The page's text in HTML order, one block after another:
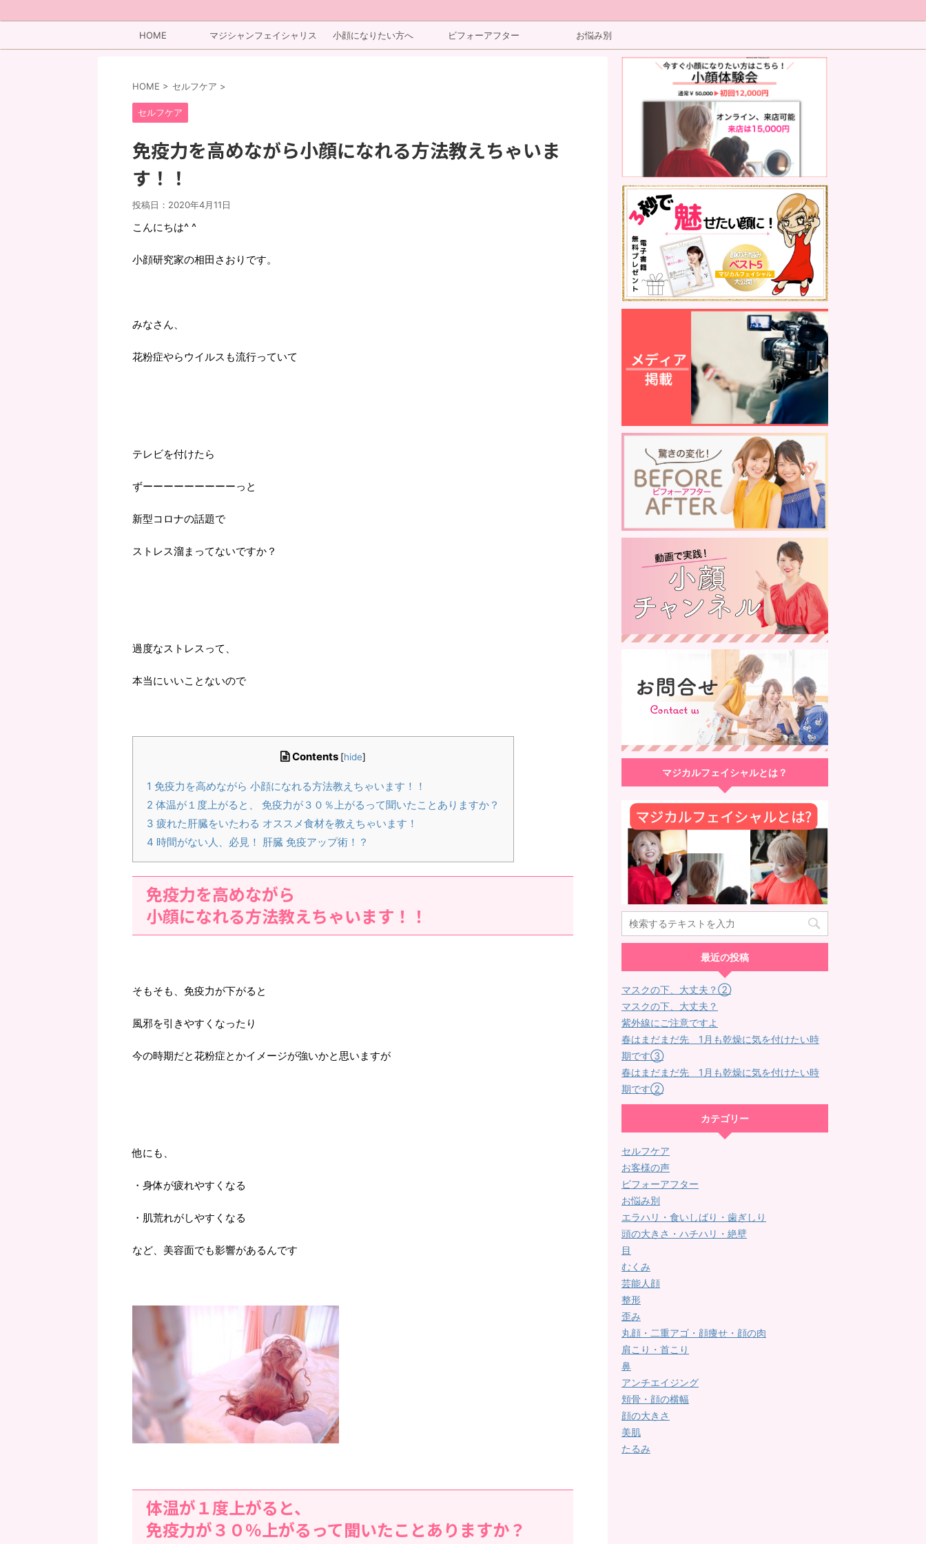
HOME マジシャンフェイシャリス 小顔になりたい方へ ビフォーアフター お悩み別
HOME > セルフケア >
セルフケア
免疫力を高めながら小顔になれる方法教えちゃいま
す！！
投稿日： 2020年4月11日
こんにちは^ ^
小顔研究家の相田さおりです。
みなさん、
花粉症やらウイルスも流行っていて
テレビを付けたら
ずーーーーーーーーーっと
新型コロナの話題で
ストレス溜まってないですか？
過度なストレスって、
本当にいいことないので
Contents [hide]
1 免疫力を高めながら 小顔になれる方法教えちゃいます！！
2 体温が１度上がると、 免疫力が３０％上がるって聞いたことありますか？
3 疲れた肝臓をいたわる オススメ食材を教えちゃいます！
4 時間がない人、必見！ 肝臓 免疫アップ術！？
免疫力を高めながら
小顔になれる方法教えちゃいます！！
そもそも、免疫力が下がると
風邪を引きやすくなったり
今の時期だと花粉症とかイメージが強いかと思いますが
他にも、
・身体が疲れやすくなる
・肌荒れがしやすくなる
など、美容面でも影響があるんです
体温が１度上がると、
免疫力が３０％上がるって聞いたことありますか？
マジカルフェイシャルとは？
最近の投稿
マスクの下、大丈夫？②
マスクの下、大丈夫？
紫外線にご注意ですよ
春はまだまだ先 1月も乾燥に気を付けたい時
期です③
春はまだまだ先 1月も乾燥に気を付けたい時
期です②
カテゴリー
セルフケア
お客様の声
ビフォーアフター
お悩み別
エラハリ・食いしばり・歯ぎしり
頭の大きさ・ハチハリ・絶壁
目
むくみ
芸能人顔
整形
歪み
丸顔・二重アゴ・顔痩せ・顔の肉
肩こり・首こり
鼻
アンチエイジング
頬骨・顔の横幅
顔の大きさ
美肌
たるみ